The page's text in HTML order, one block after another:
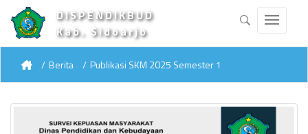
DISPENDIKBUD
Kab. Sidoarjo
Berita Publikasi SKM 2025 Semester 1